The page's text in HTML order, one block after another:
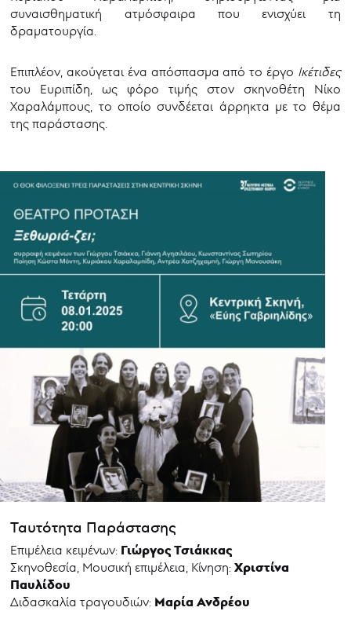
συναισθηματική ατμόσφαιρα που ενισχύει τη
δραματουργία.
Επιπλέον, ακούγεται ένα απόσπασμα από το έργο Ικέτιδες
του Ευριπίδη, ως φόρο τιμής στον σκηνοθέτη Νίκο
Χαραλάμπους, το οποίο συνδέεται άρρηκτα με το θέμα
της παράστασης.
Ταυτότητα Παράστασης
Επιμέλεια κειμένων: Γιώργος Τσιάκκας
Σκηνοθεσία, Μουσική επιμέλεια, Κίνηση:Χριστίνα
Παυλίδου
Διδασκαλία τραγουδιών: Μαρία Ανδρέου